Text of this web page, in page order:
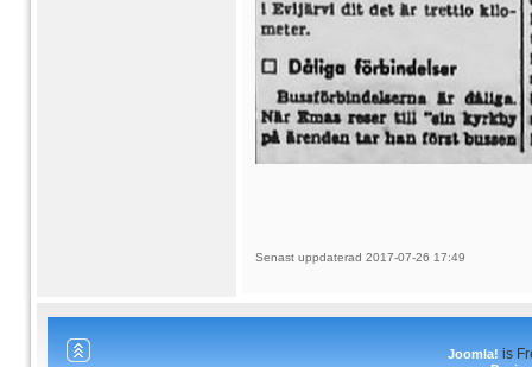
Senast uppdaterad 2017-07-26 17:49
Joomla! is